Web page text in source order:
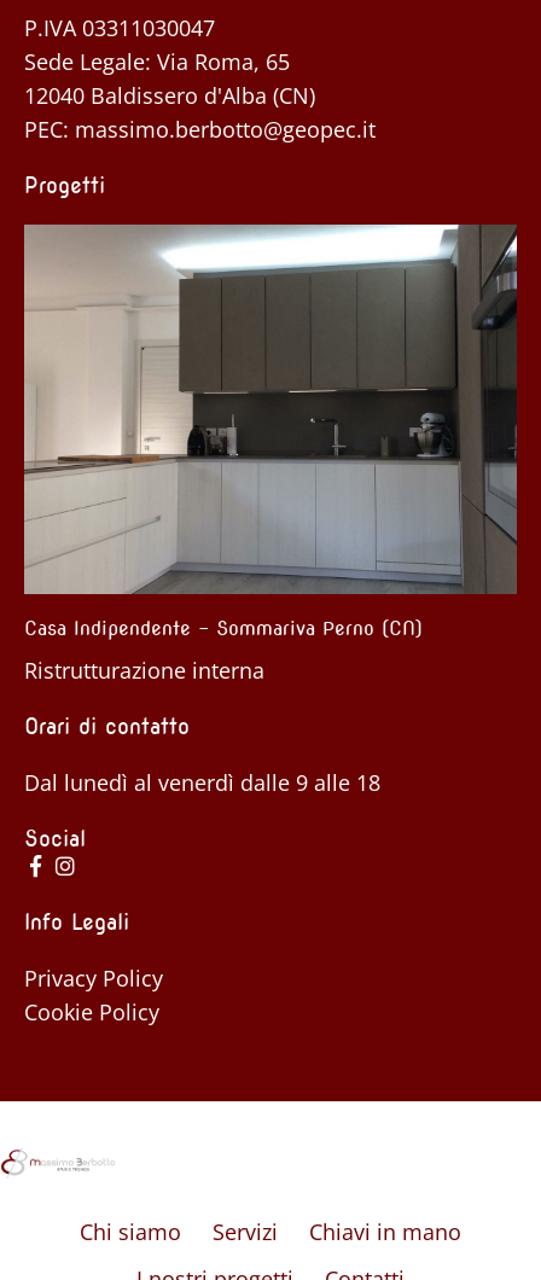
P.IVA 03311030047
Sede Legale: Via Roma, 65
12040 Baldissero d'Alba (CN)
PEC: massimo.berbotto@geopec.it
Progetti
Perno (CN) Cantina e appartamenti –
Orari di contatto
Dal lunedì al venerdì dalle 9 alle 18
Social
Info Legali
Privacy Policy
Cookie Policy
Chi siamo Servizi
Chiavi in mano